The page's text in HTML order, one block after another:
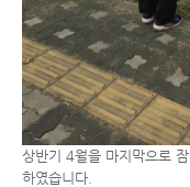
상반기 4월을 마지막으로
하였습니다.